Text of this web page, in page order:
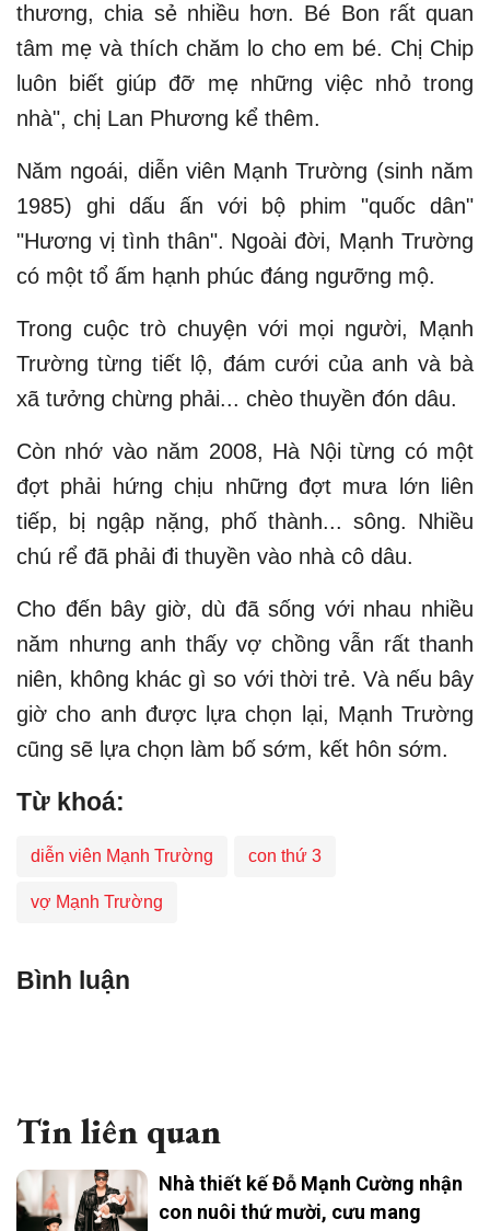
thương, chia sẻ nhiều hơn. Bé Bon rất quan
tâm mẹ và thích chăm lo cho em bé. Chị Chip
luôn biết giúp đỡ mẹ những việc nhỏ trong
nhà", chị Lan Phương kể thêm.
Năm ngoái, diễn viên Mạnh Trường (sinh năm
1985) ghi dấu ấn với bộ phim "quốc dân"
"Hương vị tình thân". Ngoài đời, Mạnh Trường
có một tổ ấm hạnh phúc đáng ngưỡng mộ.
Trong cuộc trò chuyện với mọi người, Mạnh
Trường từng tiết lộ, đám cưới của anh và bà
xã tưởng chừng phải... chèo thuyền đón dâu.
Còn nhớ vào năm 2008, Hà Nội từng có một
đợt phải hứng chịu những đợt mưa lớn liên
tiếp, bị ngập nặng, phố thành... sông. Nhiều
chú rể đã phải đi thuyền vào nhà cô dâu.
Cho đến bây giờ, dù đã sống với nhau nhiều
năm nhưng anh thấy vợ chồng vẫn rất thanh
niên, không khác gì so với thời trẻ. Và nếu bây
giờ cho anh được lựa chọn lại, Mạnh Trường
cũng sẽ lựa chọn làm bố sớm, kết hôn sớm.
Từ khoá:
diễn viên Mạnh Trường con thứ 3
vợ Mạnh Trường
Bình luận
Tin liên quan
Nhà thiết kế Đỗ Mạnh Cường nhận
con nuôi thứ mười, cưu mang